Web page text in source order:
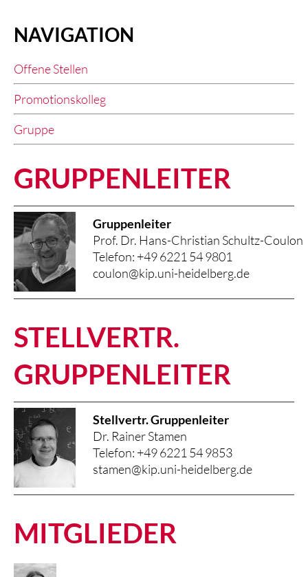
NAVIGATION
Offene Stellen
Promotionskolleg
Gruppe
GRUPPENLEITER
Gruppenleiter
Prof. Dr. Hans-Christian Schultz-Coulon
Telefon: +49 6221 54 9801
coulon@kip.uni-heidelberg.de
STELLVERTR.
GRUPPENLEITER
Stellvertr. Gruppenleiter
Dr. Rainer Stamen
Telefon: +49 6221 54 9853
stamen@kip.uni-heidelberg.de
MITGLIEDER